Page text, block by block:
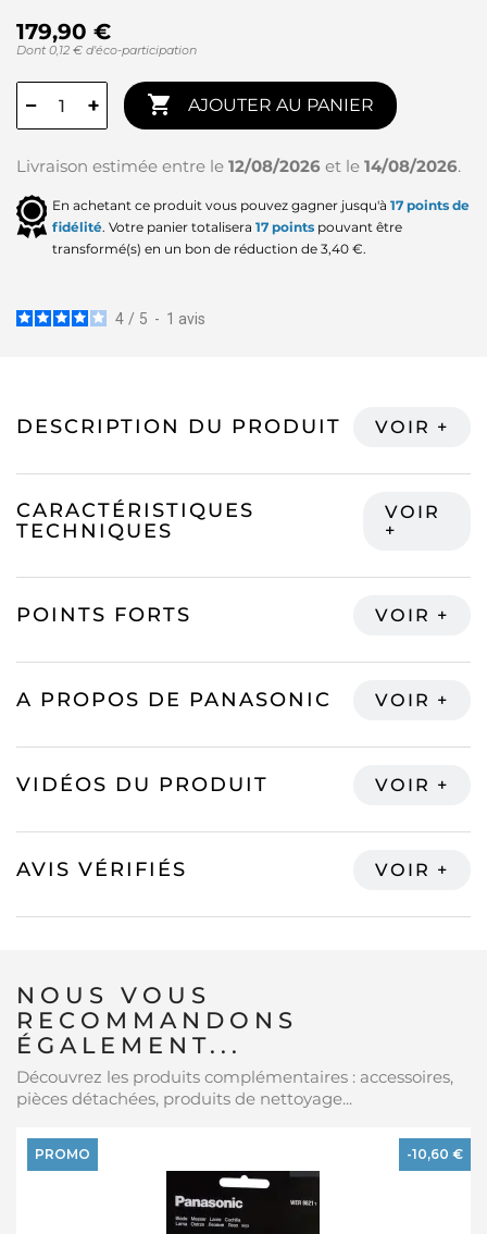
179,90 €
Dont 0,12 € d'éco-participation
− +  AJOUTER AU PANIER
Livraison estimée entre le 12/08/2026 et le 14/08/2026.
En achetant ce produit vous pouvez gagner jusqu'à 17 points de
fidélité. Votre panier totalisera 17 points pouvant être
transformé(s) en un bon de réduction de 3,40 €.
4 / 5 - 1 avis
DESCRIPTION DU PRODUIT
CARACTÉRISTIQUES
TECHNIQUES
POINTS FORTS
A PROPOS DE PANASONIC
VIDÉOS DU PRODUIT
AVIS VÉRIFIÉS
NOUS VOUS
RECOMMANDONS
ÉGALEMENT...
Découvrez les produits complémentaires : accessoires,
pièces détachées, produits de nettoyage...
PROMO -10,60 €